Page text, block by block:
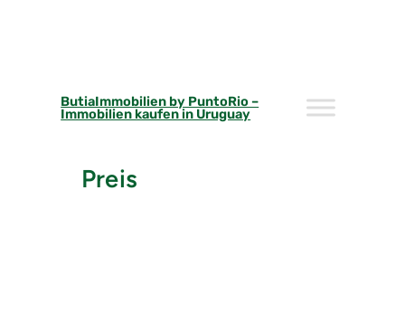
ButiaImmobilien by PuntoRio –
Immobilien kaufen in Uruguay
Preis